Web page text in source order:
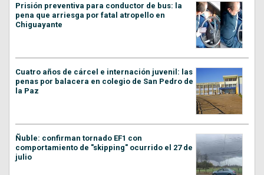
Prisión preventiva para conductor de bus: la
pena que arriesga por fatal atropello en
Chiguayante
Cuatro años de cárcel e internación juvenil: las
penas por balacera en colegio de San Pedro de
la Paz
Ñuble: confirman tornado EF1 con
comportamiento de "skipping" ocurrido el 27 de
julio